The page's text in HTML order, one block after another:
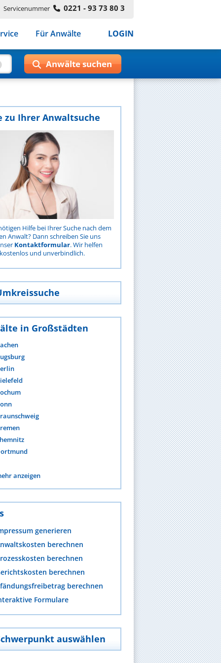
Servicenummer 0221 - 93 73 80 3
Für Anwälte LOGIN
zu Ihrer Anwaltsuche
Hilfe bei Ihrer Suche nach dem
Anwalt? Dann schreiben Sie uns
Kontaktformular. Wir helfen
und unverbindlich.
in Großstädten
anzeigen
generieren
berechnen
berechnen
berechnen
berechnen
Formulare
auswählen